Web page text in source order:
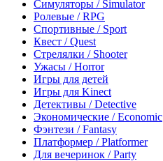
Симуляторы / Simulator
Ролевые / RPG
Спортивные / Sport
Квест / Quest
Стрелялки / Shooter
Ужасы / Horror
Игры для детей
Игры для Kinect
Детективы / Detective
Экономические / Economic
Фэнтези / Fantasy
Платформер / Platformer
Для вечеринок / Party